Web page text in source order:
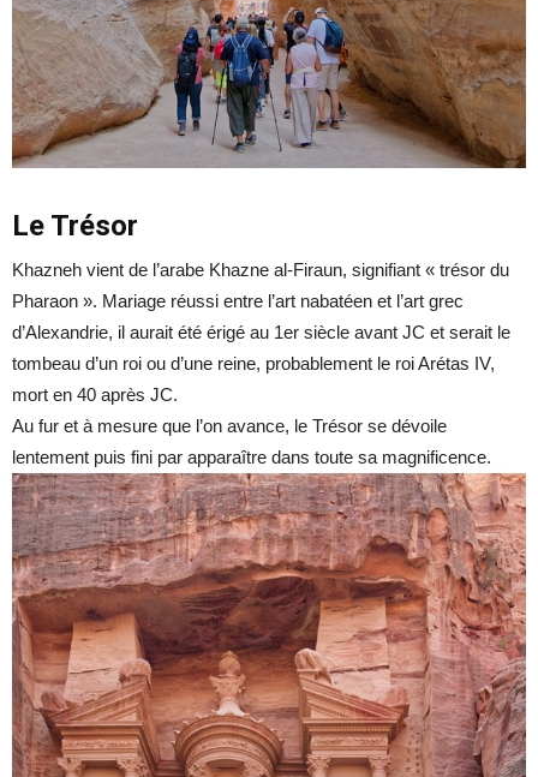
Le Trésor
Khazneh vient de l’arabe Khazne al-Firaun, signifiant « trésor du
Pharaon ». Mariage réussi entre l’art nabatéen et l’art grec
d’Alexandrie, il aurait été érigé au 1er siècle avant JC et serait le
tombeau d’un roi ou d’une reine, probablement le roi Arétas IV,
mort en 40 après JC.
Au fur et à mesure que l’on avance, le Trésor se dévoile
lentement puis fini par apparaître dans toute sa magnificence.